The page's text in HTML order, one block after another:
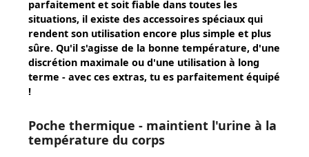
parfaitement et soit fiable dans toutes les
situations, il existe des accessoires spéciaux qui
rendent son utilisation encore plus simple et plus
sûre. Qu'il s'agisse de la bonne température, d'une
discrétion maximale ou d'une utilisation à long
terme - avec ces extras, tu es parfaitement équipé
!
Poche thermique - maintient l'urine à la
température du corps